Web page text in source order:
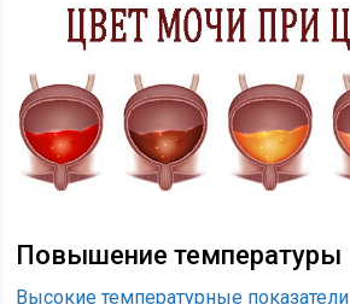
Повышение температуры
Высокие температурные показатели